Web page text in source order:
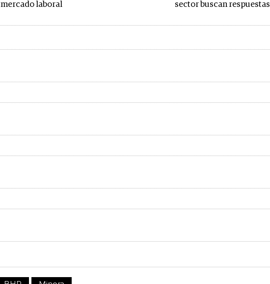
mercado laboral
sector buscan respuestas